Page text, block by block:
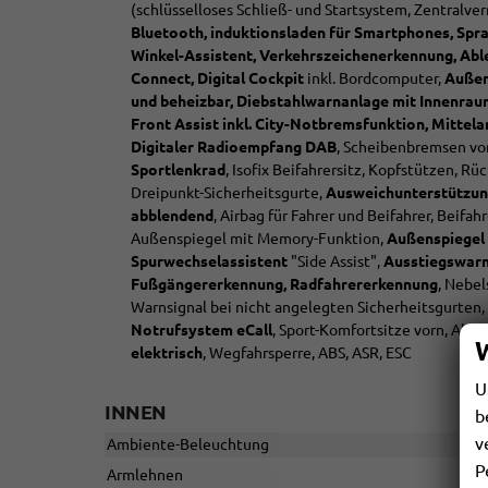
(schlüsselloses Schließ- und Startsystem,
Bluetooth, induktionsladen für Smartphones,
Winkel-Assistent, Verkehrszeichenerkennung,
Connect, Digital Cockpit inkl. Bordcomputer,
und beheizbar, Diebstahlwarnanlage mit
Front Assist inkl. City-Notbremsfunktion,
Digitaler Radioempfang DAB, Scheibenbremsen
Sportlenkrad, Isofix Beifahrersitz, Kopfstützen,
Dreipunkt-Sicherheitsgurte,
abblendend, Airbag für Fahrer und Beifahrer,
Außenspiegel mit Memory-Funktion,
Spurwechselassistent "Side Assist",
Fußgängererkennung, Radfahrererkennung,
Warnsignal bei nicht angelegten
Notrufsystem eCall, Sport-Komfortsitze vorn,
elektrisch, Wegfahrsperre, ABS, ASR, ESC
INNEN
Ambiente-Beleuchtung
Armlehnen